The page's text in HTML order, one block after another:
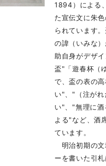
1894）による
た宣伝文に朱
られています
の諱（いみな
助自身がデザ
盃"「遊春杯（
で、盃の表の
い"、"（注がれ
い"、"無理に酒
よる"など、酒
ています。
明治初期の文
ーを書いた引